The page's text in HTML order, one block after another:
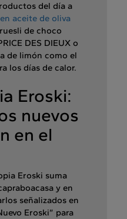
del día a
aceite de oliva
de choco
DES DIEUX o
de limón como el
los días de calor.
Eroski:
nuevos
en el
Eroski suma
y en
señalizados en
Eroski” para